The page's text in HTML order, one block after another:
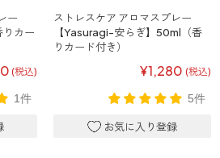
ミント)
土日祝定休)
をご確認ください
問い合わせ
一度、「よくある質問」をご確認くださ
ー
カー
(税込)
1件
ストレスケア アロマスプレー
【Yasuragi-安らぎ】50ml（香
りカード付き）
¥1,280 (税込)
5件